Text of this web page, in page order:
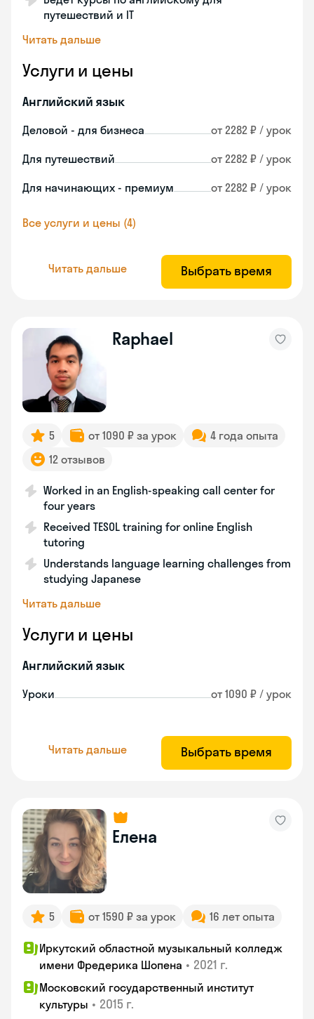
путешествий и IT
Читать дальше
Услуги и цены
Английский язык
Деловой - для бизнеса от 2282 ₽ / урок
Для путешествий от 2282 ₽ / урок
Для начинающих - премиум от 2282 ₽ / урок
Все услуги и цены (4)
Читать дальше Выбрать время
Raphael
5 от 1090 ₽ за урок
4 года опыта
12 отзывов
Worked in an English-speaking call center for
four years
Received TESOL training for online English
tutoring
Understands language learning challenges from
studying Japanese
Читать дальше
Услуги и цены
Английский язык
Уроки от 1090 ₽ / урок
Читать дальше Выбрать время
Елена
5 от 1590 ₽ за урок 16 лет опыта
Иркутский областной музыкальный колледж
имени Фредерика Шопена • 2021 г.
Московский государственный институт
культуры • 2015 г.